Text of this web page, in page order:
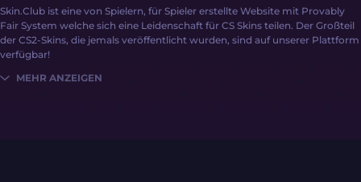
Skin.Club ist eine von Spielern, für Spieler erstellte Website mit Provably
Fair System welche sich eine Leidenschaft für CS Skins teilen. Der Großteil
der CS2-Skins, die jemals veröffentlicht wurden, sind auf unserer Plattform
verfügbar!
CS2-Skins erhalten war nie einfacher:
MEHR ANZEIGEN